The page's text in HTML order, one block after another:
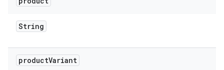
String
productVariant